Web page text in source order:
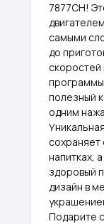
7877CH!
самыми
до
скоростей
программы
полезный
одним
сохраняет
напитках,
здоровый
дизайн в
Подарите